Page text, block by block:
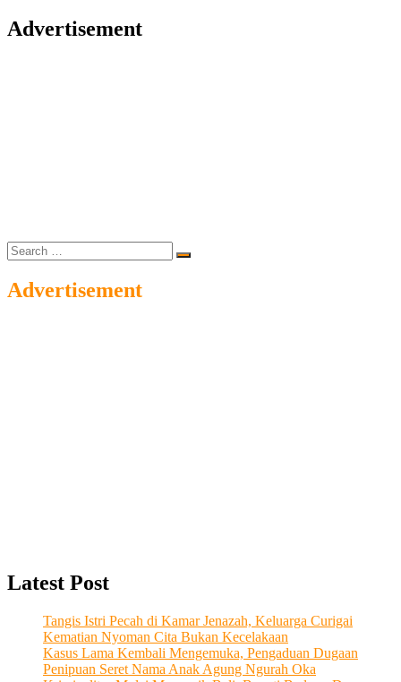
Advertisement
Search
…
Advertisement
Latest Post
Tangis Istri Pecah di Kamar Jenazah, Keluarga Curigai
Kematian Nyoman Cita Bukan Kecelakaan
Kasus Lama Kembali Mengemuka, Pengaduan Dugaan
Penipuan Seret Nama Anak Agung Ngurah Oka